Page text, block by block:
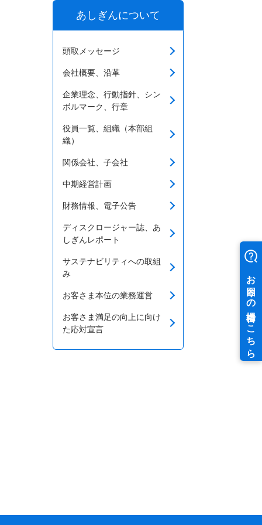
あしぎんについて
頭取メッセージ
会社概要、沿革
企業理念、行動指針、シン
ボルマーク、行章
役員一覧、組織（本部組
織）
関係会社、子会社
中期経営計画
財務情報、電子公告
ディスクロージャー誌、あ
しぎんレポート
サステナビリティへの取組
み
お客さま本位の業務運営
お客さま満足の向上に向け
た応対宣言